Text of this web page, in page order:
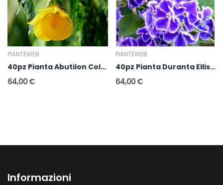
PIANTEWEB
40pz Pianta Abutilon Colore Mix
64,00 €
PIANTEWEB
40pz Pianta Duranta Ellisia
64,00 €
Informazioni